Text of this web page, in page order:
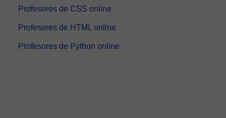
Profesores de CSS online
Profesores de HTML online
Profesores de Python online